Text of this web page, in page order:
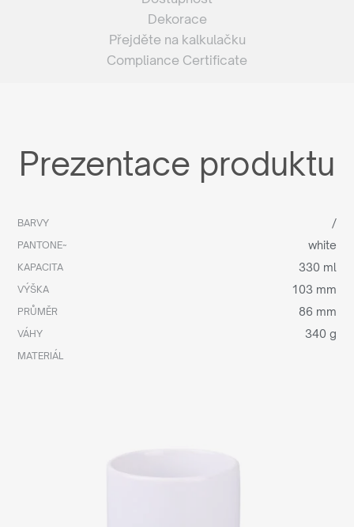
Dekorace
Přejděte na kalkulačku
Compliance Certificate
Prezentace produktu
BARVY /
PANTONE~ white
KAPACITA 330 ml
VÝŠKA 103 mm
PRŮMĚR 86 mm
VÁHY 340 g
MATERIÁL